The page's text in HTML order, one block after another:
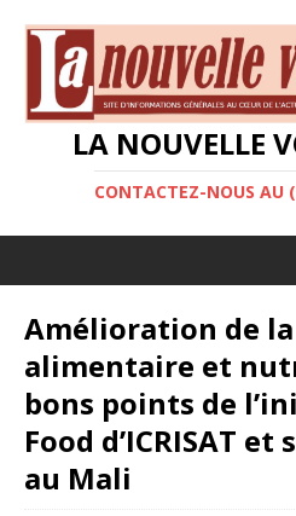
LA NOUVELLE
CONTACTEZ-NOUS AU
Amélioration de
alimentaire et
bons points de
Food d’ICRISAT
au Mali